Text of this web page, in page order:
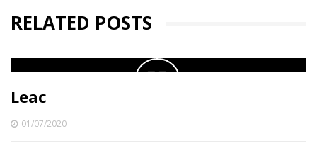
RELATED POSTS
Leac
01/07/2020